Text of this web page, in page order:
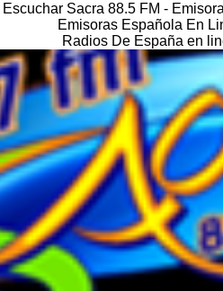
Escuchar Sacra 88.5 FM -
Emisoras Española En
Radios De España en